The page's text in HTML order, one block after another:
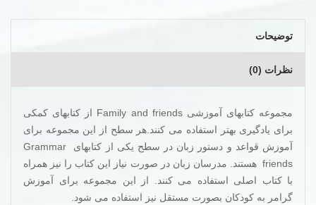
توضیحات
نظرات (0)
مجموعه کتابهای آموزشی Family and friends از کتابهای کمکی
برای یادگیری بهتر استفاده می کنند.هر سطح از این مجموعه برای
آموزش قواعد و دستور زبان در سطح یکی از کتابهای Grammar
friends هستند. مدرسان زبان در صورت نیاز این کتاب را نیز همراه
با کتاب اصلی استفاده می کنند. از این مجموعه برای آموزش
گرامر به کودکان بصورت مستقل نیز استفاده می شود.